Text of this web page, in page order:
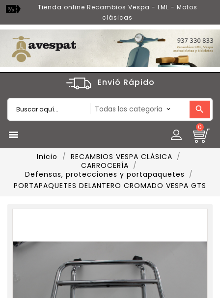
Tienda online Recambios Vespa - LML - Motos
clásicas
Envió Rápido

0
Inicio
RECAMBIOS VESPA CLÁSICA
CARROCERÍA
Defensas, protecciones y portapaquetes
PORTAPAQUETES DELANTERO CROMADO VESPA GTS